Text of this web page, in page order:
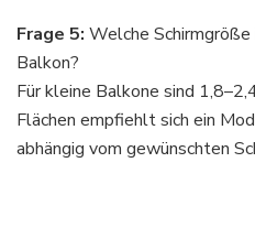
Frage 5: Welche
Balkon?
Für kleine Balkone sind
Flächen empfiehlt sich ein
abhängig vom gewünschten